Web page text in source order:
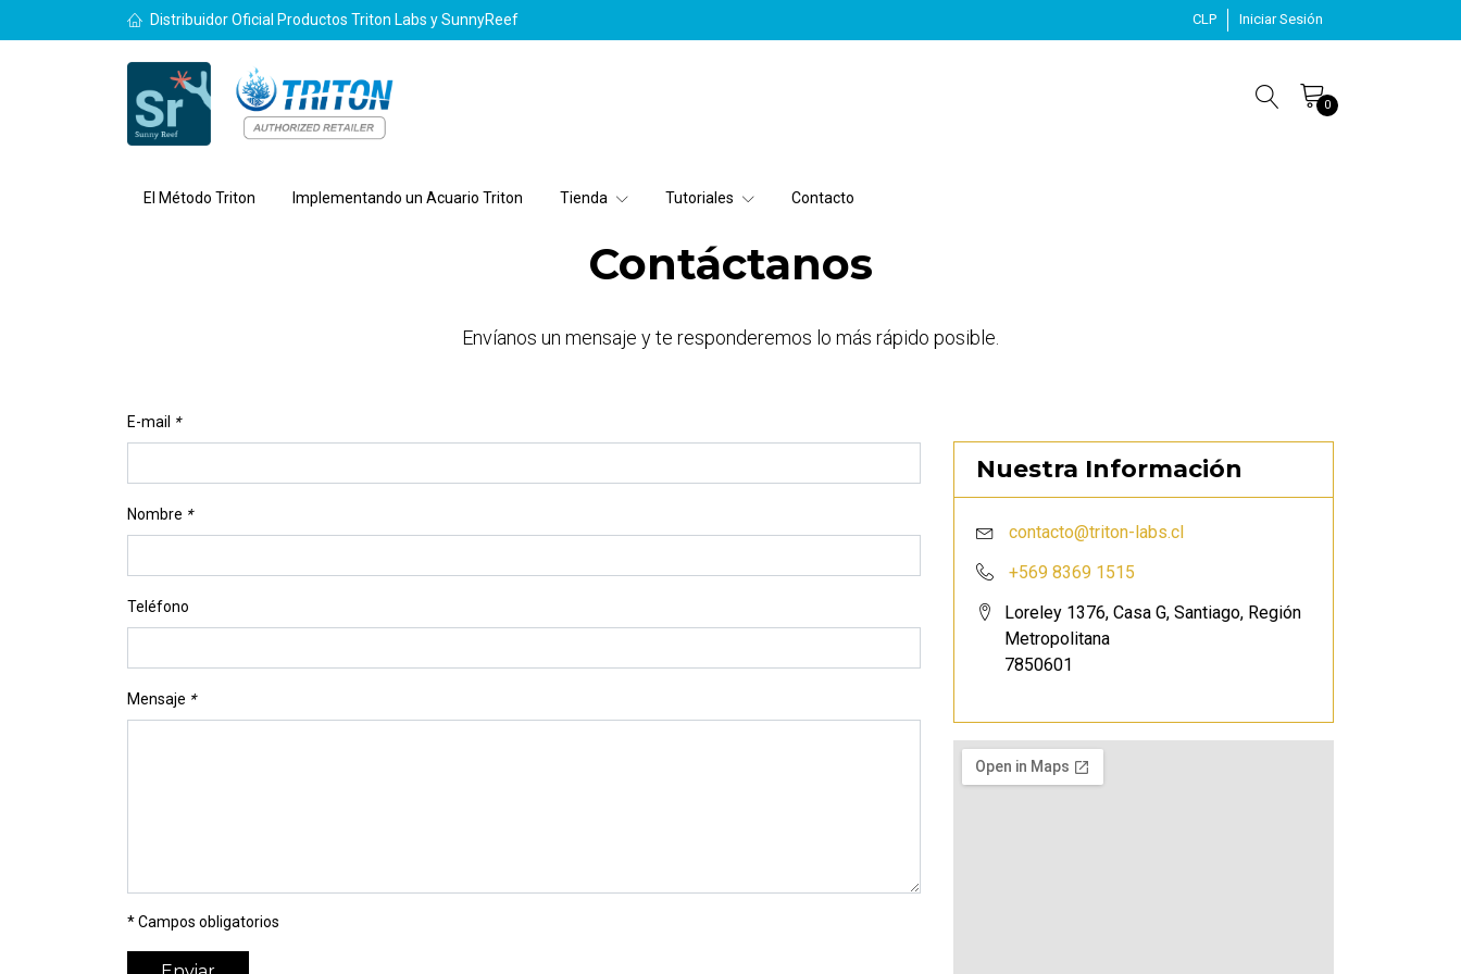
Distribuidor Oficial Productos Triton Labs y SunnyReef CLP Iniciar Sesión
0
El Método Triton Implementando un Acuario Triton Tienda Tutoriales Contacto
Contáctanos
Envíanos un mensaje y te responderemos lo más rápido posible.
E-mail *
Nombre *
Teléfono
Mensaje *
* Campos obligatorios
Nuestra Información
contacto@triton-labs.cl
+569 8369 1515
Loreley 1376, Casa G, Santiago, Región
Metropolitana
7850601